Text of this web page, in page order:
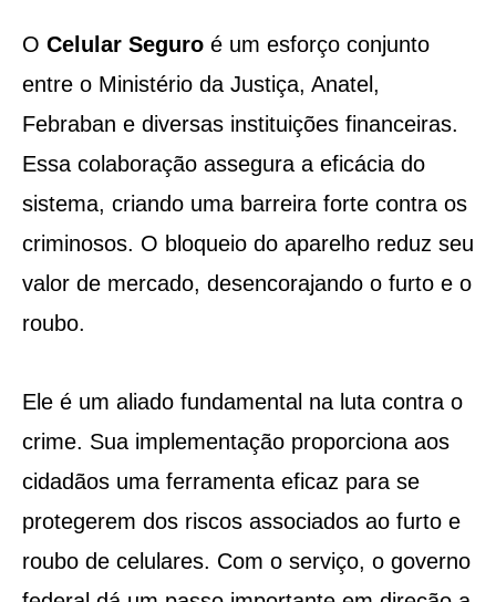
O Celular Seguroé um esforço conjunto
entre o Ministério da Justiça, Anatel,
Febraban e diversas instituições financeiras.
Essa colaboração assegura a eficácia do
sistema, criando uma barreira forte contra os
criminosos. O bloqueio do aparelho reduz seu
valor de mercado, desencorajando o furto e o
roubo.
Ele é um aliado fundamental na luta contra o
crime. Sua implementação proporciona aos
cidadãos uma ferramenta eficaz para se
protegerem dos riscos associados ao furto e
roubo de celulares. Com o serviço, o governo